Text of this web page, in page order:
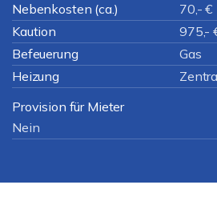
Nebenkosten (ca.)
70,- €
Kaution
975,-
Befeuerung
Gas
Heizung
Provision für Mieter
Nein